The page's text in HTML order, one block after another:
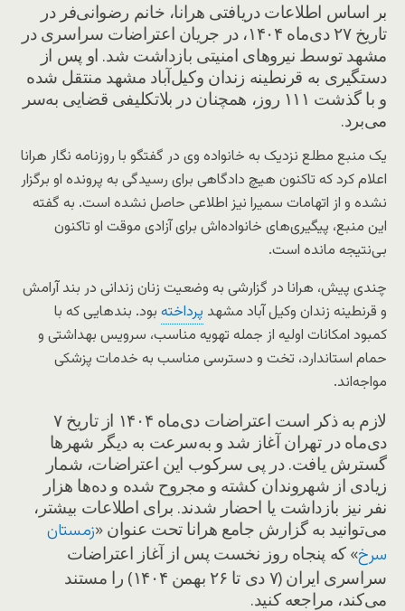
بر اساس اطلاعات دریافتی هرانا، خانم رضوانی‌فر در
تاریخ ۲۷ دی‌ماه ۱۴۰۴، در جریان اعتراضات سراسری در
مشهد توسط نیروهای امنیتی بازداشت شد. او پس از
دستگیری به قرنطینه زندان وکیل‌آباد مشهد منتقل شده
و با گذشت ۱۱۱ روز، همچنان در بلاتکلیفی قضایی به‌سر
می‌برد.
یک منبع مطلع نزدیک به خانواده وی در گفتگو با روزنامه‌ نگار هرانا
اعلام کرد که تاکنون هیچ دادگاهی برای رسیدگی به پرونده او برگزار
نشده و از اتهامات سمیرا نیز اطلاعی حاصل نشده است. به گفته
این منبع، پیگیری‌های خانواده‌اش برای آزادی موقت او تاکنون
بی‌نتیجه مانده است.
چندی پیش، هرانا در گزارشی به وضعیت زنان زندانی در بند آرامش
و قرنطینه زندان وکیل آباد مشهد پرداخته بود. بندهایی که با
کمبود امکانات اولیه از جمله تهویه مناسب، سرویس بهداشتی و
حمام استاندارد، تخت و دسترسی مناسب به خدمات پزشکی
مواجه‌اند.
لازم به ذکر است اعتراضات دی‌ماه ۱۴۰۴ از تاریخ ۷
دی‌ماه در تهران آغاز شد و به‌سرعت به دیگر شهرها
گسترش یافت. در پی سرکوب این اعتراضات، شمار
زیادی از شهروندان کشته و مجروح شده و ده‌ها هزار
نفر نیز بازداشت یا احضار شدند. برای اطلاعات بیشتر،
می‌توانید به گزارش جامع هرانا تحت عنوان «زمستان
سرخ» که پنجاه روز نخست پس از آغاز اعتراضات
سراسری ایران (۷ دی تا ۲۶ بهمن ۱۴۰۴) را مستند
می‌کند، مراجعه کنید.